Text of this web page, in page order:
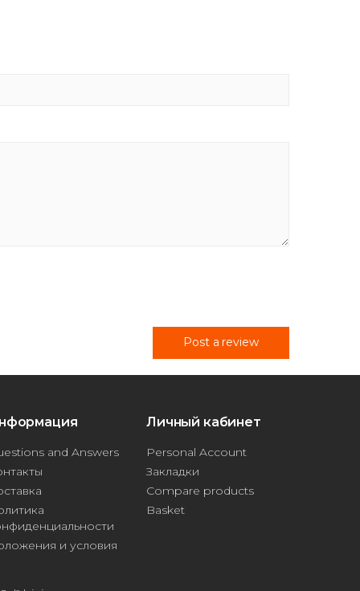
Post a review
and Answers
и условия
Личный кабинет
Personal Account
Закладки
Compare products
Basket